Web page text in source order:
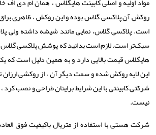
روکش آن پلاکسی گلاس بوده و این روکش ، ظاهری براق
است. پلاکسی گلاس، نمایی مانند شیشه داشته ولی
سبکتر است. لازم است بدانید که پوشش پلاکسی گلاس
هایگلاس قیمت بالایی دارد و به همین دلیل است که
این لایه روکش شده و سمت دیگر آن ، از روکشی ارزان
شرکتی کابینتی با این شرایط برایتان طراحی و نصب کرد
نیست.
شرکت هستی با استفاده از متریال باکیفیت فوق